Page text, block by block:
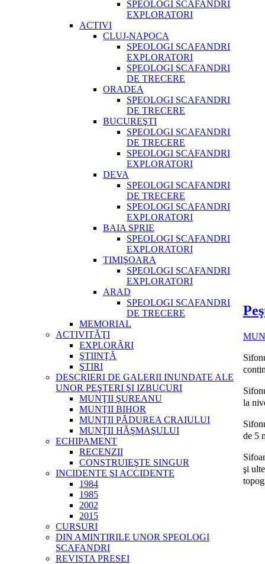
SPEOLOGI SCAFANDRI
EXPLORATORI
ACTIVI
CLUJ-NAPOCA
SPEOLOGI SCAFANDRI
EXPLORATORI
SPEOLOGI SCAFANDRI
DE TRECERE
ORADEA
SPEOLOGI SCAFANDRI
DE TRECERE
BUCUREŞTI
SPEOLOGI SCAFANDRI
DE TRECERE
SPEOLOGI SCAFANDRI
EXPLORATORI
DEVA
SPEOLOGI SCAFANDRI
DE TRECERE
SPEOLOGI SCAFANDRI
EXPLORATORI
BAIA SPRIE
SPEOLOGI SCAFANDRI
EXPLORATORI
TIMIŞOARA
SPEOLOGI SCAFANDRI
EXPLORATORI
ARAD
SPEOLOGI SCAFANDRI
DE TRECERE
MEMORIAL
ACTIVITĂŢI
EXPLORĂRI
ŞTIINŢĂ
ŞTIRI
DESCRIERI DE GALERII INUNDATE ALE
UNOR PEŞTERI ŞI IZBUCURI
MUNŢII ŞUREANU
MUNŢII BIHOR
MUNŢII PĂDUREA CRAIULUI
MUNŢII HĂŞMAŞULUI
ECHIPAMENT
RECENZII
CONSTRUIEŞTE SINGUR
INCIDENTE ŞI ACCIDENTE
1984
1985
2002
2015
CURSURI
DIN AMINTIRILE UNOR SPEOLOGI
SCAFANDRI
REVISTA PRESEI
la
de 5
şi